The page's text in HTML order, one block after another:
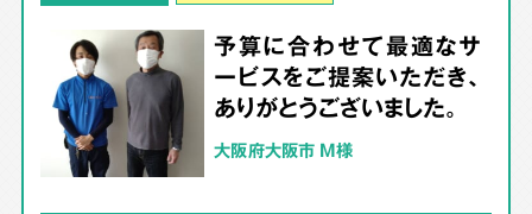
予算に合わせて最適なサ
ービスをご提案いただき、
ありがとうございました。
大阪府大阪市 M様